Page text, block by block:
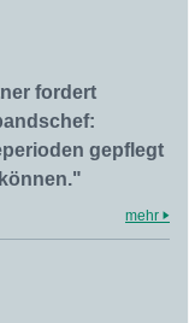
fordert
gepflegt
mehr